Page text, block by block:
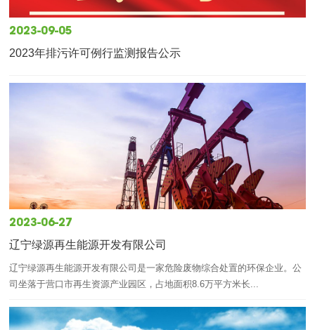
2023-09-05
2023年排污许可例行监测报告公示
2023-06-27
辽宁绿源再生能源开发有限公司
辽宁绿源再生能源开发有限公司是一家危险废物综合处置的环保企业。公
司坐落于营口市再生资源产业园区，占地面积8.6万平方米长...